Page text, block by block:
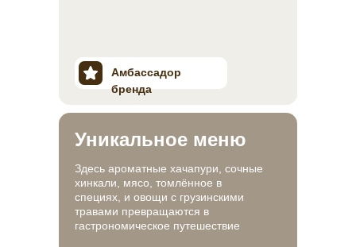
Амбассадор
бренда
Здесь ароматные хачапури, сочные
хинкали, мясо, томлённое в
специях, и овощи с грузинскими
травами превращаются в
гастрономическое путешествие
Уникальное меню